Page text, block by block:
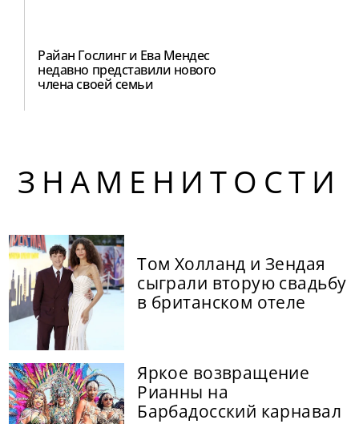
Райан Гослинг и Ева Мендес
недавно представили нового
члена своей семьи
ЗНАМЕНИТОСТИ
Том Холланд и Зендая
сыграли вторую свадьбу
в британском отеле
Яркое возвращение
Рианны на
Барбадосский карнавал